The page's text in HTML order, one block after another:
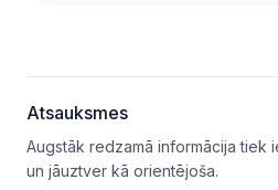
Atsauksmes
Augstāk redzamā informācija tiek
un jāuztver kā orientējoša.